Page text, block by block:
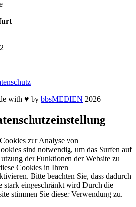
with ♥ by bbsMEDIEN 2026
zur Analyse von
sind notwendig, um das Surfen auf
der Funktionen der Website zu
Cookies in Ihren
Bitte beachten Sie, dass dadurch
stark eingeschränkt wird Durch die
stimmen Sie dieser Verwendung zu.